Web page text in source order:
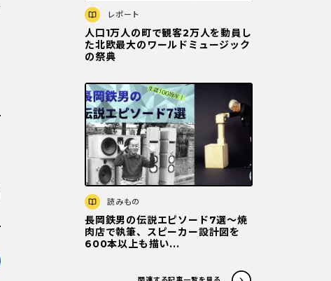
レポート
人口1万人の町で観客2万人を動員し
た北欧最大のワールドミュージック
の祭典
読みもの
長岡鉄男の伝説エピソード7選〜焼
肉店で執筆、スピーカー設計図を
600本以上も描い...